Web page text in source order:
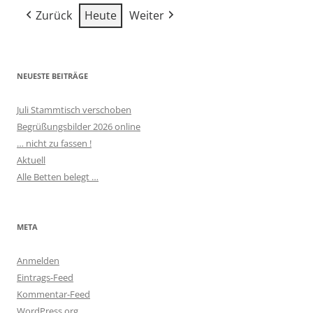
2026
2026
2026
2026
Zurück Heute Weiter
NEUESTE BEITRÄGE
Juli Stammtisch verschoben
Begrüßungsbilder 2026 online
… nicht zu fassen !
Aktuell
Alle Betten belegt …
META
Anmelden
Eintrags-Feed
Kommentar-Feed